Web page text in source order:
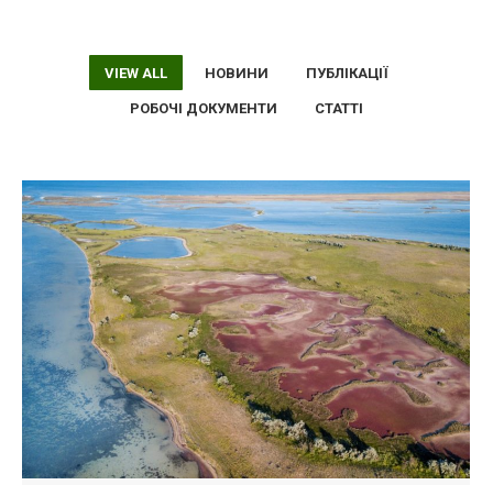
VIEW ALL НОВИНИ ПУБЛІКАЦІЇ
РОБОЧІ ДОКУМЕНТИ СТАТТІ